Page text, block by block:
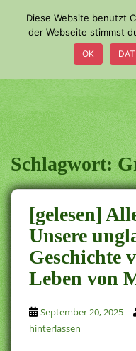
o
m
a
i
n
c
o
n
t
e
n
t
Schlagwort:
[gelesen]
Unsere
Geschichte
Leben von
September 20, 2025
hinterlassen
Diese Website benutzt
der Webseite stimmst
OK